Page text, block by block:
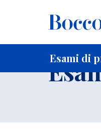
Esami di
Home Per